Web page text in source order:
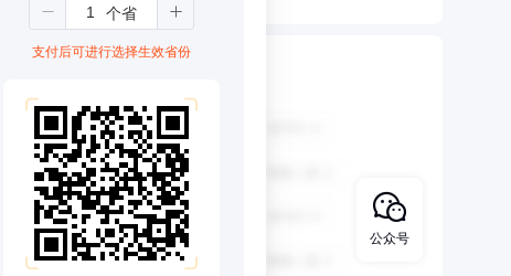
支付后可进行选择生效省份
公众号